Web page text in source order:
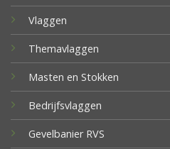
Vlaggen
Themavlaggen
Masten en Stokken
Bedrijfsvlaggen
Gevelbanier RVS